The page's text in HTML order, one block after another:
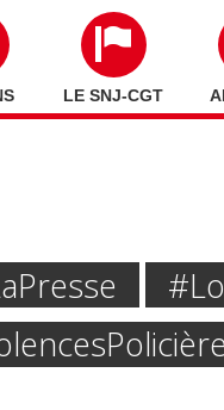
LE SNJ-CGT
Presse